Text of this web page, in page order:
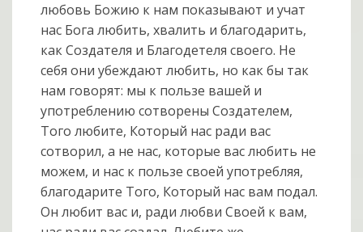
любовь Божию к нам показывают и учат
нас Бога любить, хвалить и благодарить,
как Создателя и Благодетеля своего. Не
себя они убеждают любить, но как бы так
нам говорят: мы к пользе вашей и
употреблению сотворены Создателем,
Того любите, Который нас ради вас
сотворил, а не нас, которые вас любить не
можем, и нас к пользе своей употребляя,
благодарите Того, Который нас вам подал.
Он любит вас и, ради любви Своей к вам,